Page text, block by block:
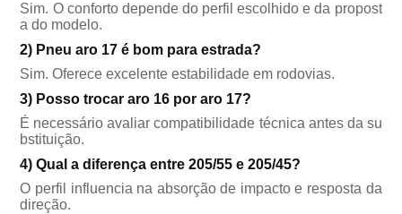
Sim. O conforto depende do perfil escolhido e da propost
a do modelo.
2) Pneu aro 17 é bom para estrada?
Sim. Oferece excelente estabilidade em rodovias.
3) Posso trocar aro 16 por aro 17?
É necessário avaliar compatibilidade técnica antes da su
bstituição.
4) Qual a diferença entre 205/55 e 205/45?
O perfil influencia na absorção de impacto e resposta da
direção.